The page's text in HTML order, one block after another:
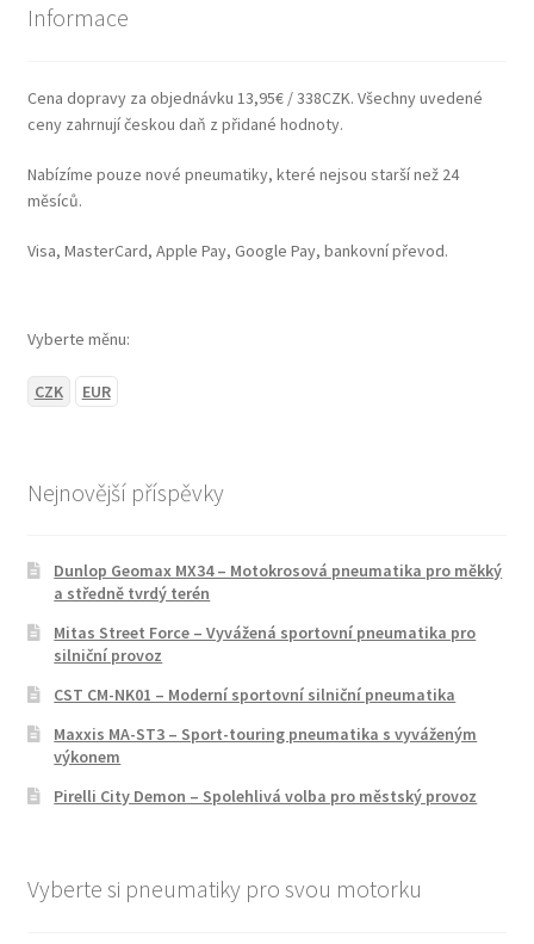
Informace
Cena dopravy za objednávku 13,95€ / 338CZK. Všechny uvedené
ceny zahrnují českou daň z přidané hodnoty.
Nabízíme pouze nové pneumatiky, které nejsou starší než 24
měsíců.
Visa, MasterCard, Apple Pay, Google Pay, bankovní převod.
Vyberte měnu:
CZK EUR
Nejnovější příspěvky
Dunlop Geomax MX34 – Motokrosová pneumatika pro měkký
a středně tvrdý terén
Mitas Street Force – Vyvážená sportovní pneumatika pro
silniční provoz
CST CM-NK01 – Moderní sportovní silniční pneumatika
Maxxis MA-ST3 – Sport-touring pneumatika s vyváženým
výkonem
Pirelli City Demon – Spolehlivá volba pro městský provoz
Vyberte si pneumatiky pro svou motorku